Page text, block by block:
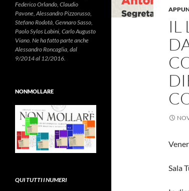
IL
Sala
Federico Orlando, Claudio
Pavone, Alessandro Pizzorusso,
Stefano Rodotà, Gennaro Sasso,
Paolo Sylos Labini, Carlo Augusto
Viano. Ne ha fatto parte anche
Alessandro Roncaglia, dal
9/2014 al 12/2016.
NONMOLLARE
QUI TUTTI I NUMERI